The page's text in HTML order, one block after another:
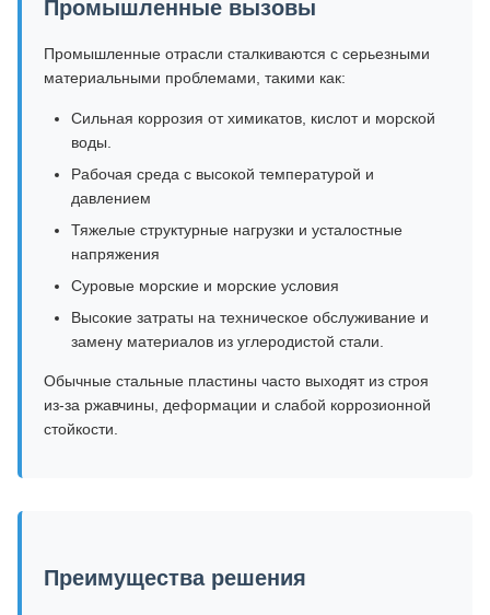
Промышленные вызовы
Промышленные отрасли сталкиваются с серьезными
материальными проблемами, такими как:
Сильная коррозия от химикатов, кислот и морской
воды.
Рабочая среда с высокой температурой и
давлением
Тяжелые структурные нагрузки и усталостные
напряжения
Суровые морские и морские условия
Высокие затраты на техническое обслуживание и
замену материалов из углеродистой стали.
Обычные стальные пластины часто выходят из строя
из-за ржавчины, деформации и слабой коррозионной
стойкости.
Преимущества решения